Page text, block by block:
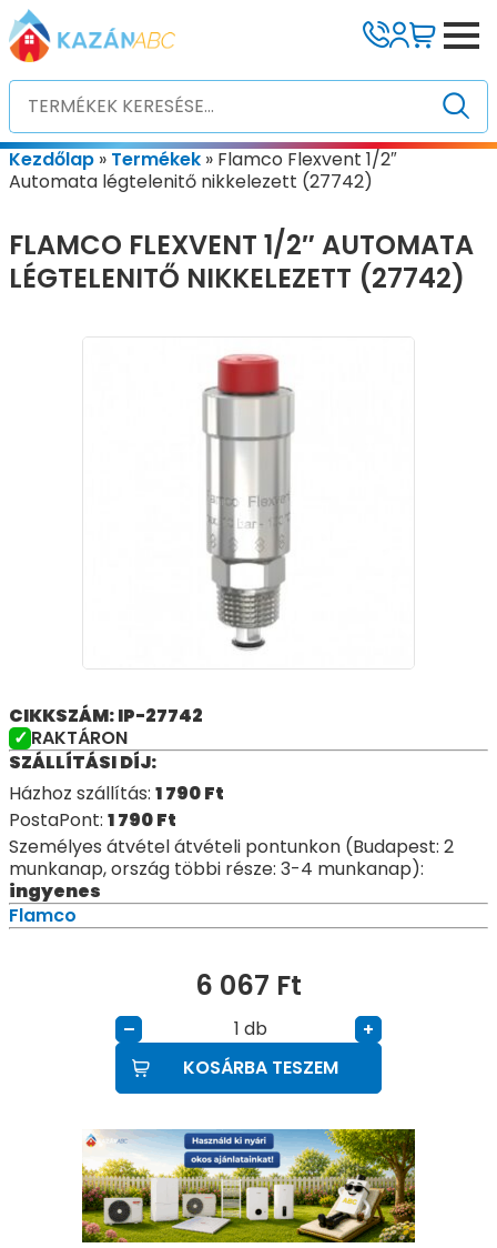
Kezdőlap » Termékek » Flamco Flexvent 1/2″
Automata légtelenitő nikkelezett (27742)
FLAMCO FLEXVENT 1/2″ AUTOMATA
LÉGTELENITŐ NIKKELEZETT (27742)
CIKKSZÁM: IP-27742
RAKTÁRON
SZÁLLÍTÁSI DÍJ:
Házhoz szállítás: 1 790Ft
PostaPont: 1 790Ft
Személyes átvétel átvételi pontunkon (Budapest: 2
munkanap, ország többi része: 3-4 munkanap):
ingyenes
Flamco
6 067 Ft
– db
+
KOSÁRBA TESZEM